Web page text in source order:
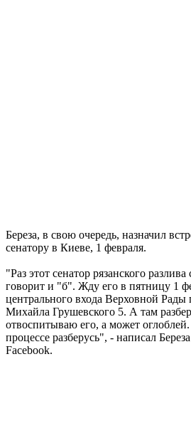
Береза, в свою очередь, назначил
сенатору в Киеве, 1 февраля.
"Раз этот сенатор рязанского
говорит и "б". Жду его в пятницу 1
центрального входа Верховной Рады
Михайла Грушевского 5. А там
отвоспитываю его, а может
процессе разберусь", - написал
Facebook.